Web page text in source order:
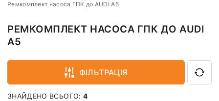
Ремкомплект насоса ГПК до AUDI A5
РЕМКОМПЛЕКТ НАСОСА ГПК ДО AUDI
A5
ФІЛЬТРАЦІЯ
ЗНАЙДЕНО ВСЬОГО: 4